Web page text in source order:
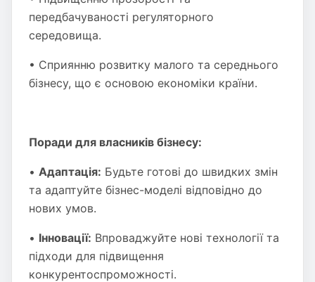
передбачуваності регуляторного
середовища.
• Сприянню розвитку малого та середнього
бізнесу, що є основою економіки країни.
Поради для власників бізнесу:
• Адаптація: Будьте готові до швидких змін
та адаптуйте бізнес-моделі відповідно до
нових умов.
• Інновації: Впроваджуйте нові технології та
підходи для підвищення
конкурентоспроможності.